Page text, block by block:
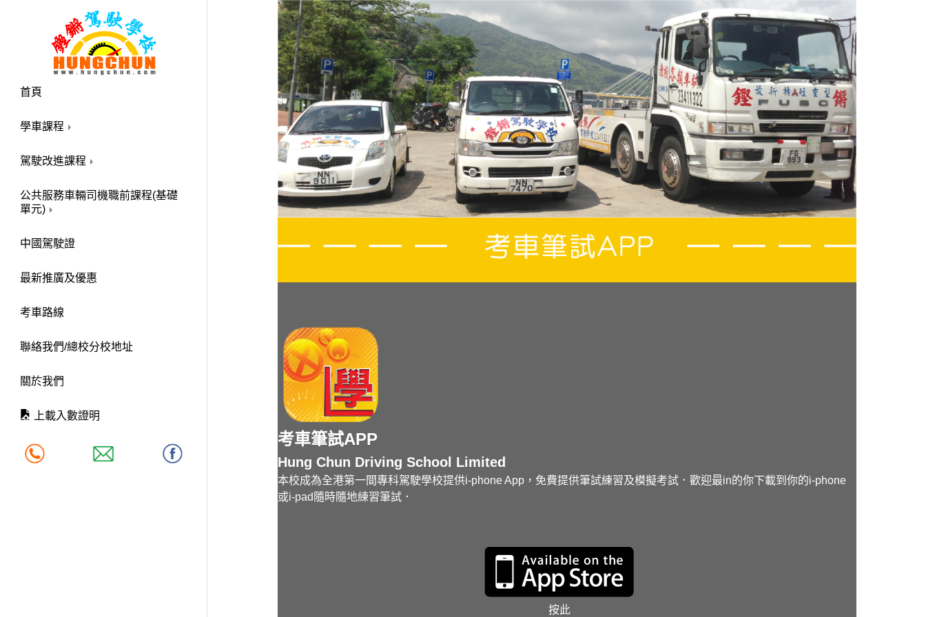
首頁
學車課程
駕駛改進課程
公共服務車輛司機職前課程(基礎
單元)
中國駕駛證
最新推廣及優惠
考車路線
聯絡我們/總校分校地址
關於我們
上載入數證明
考車筆試APP
Hung Chun Driving School Limited
本校成為全港第一間專科駕駛學校提供i-phone App，免費提供筆試練習及模擬考試．歡迎最in的你下載到你的i-phone
或i-pad隨時隨地練習筆試．
按此